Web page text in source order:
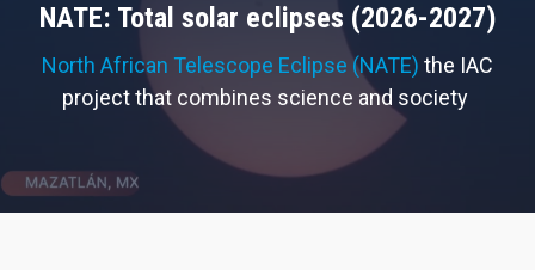
NATE: Total solar eclipses (2026-2027)
North African Telescope Eclipse (NATE) the IAC
project that combines science and society